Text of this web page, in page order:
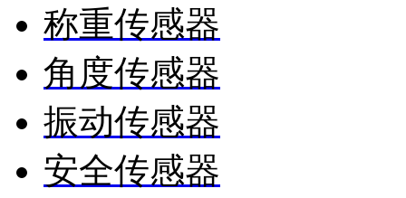
称重传感器
角度传感器
振动传感器
安全传感器